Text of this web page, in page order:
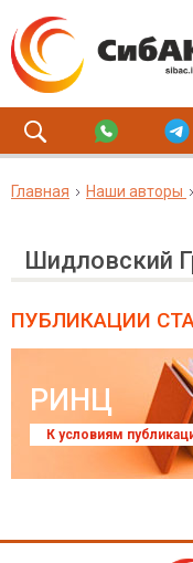
Главная Наши авторы
Шидловский
ПУБЛИКАЦИИ
РИНЦ
К условиям